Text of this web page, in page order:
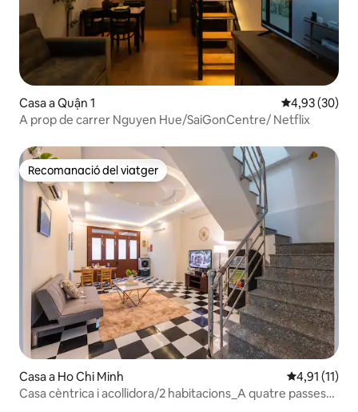
Casa a Quận 1 4,93 de
4,93 (30)
A prop de carrer Nguyen Hue/SaiGonCentre/ Netflix
Recomanació del viatger
Recomanació del viatger
Casa a Ho Chi Minh 4,91 de
4,91 (11)
Casa cèntrica i acollidora/2 habitacions_A quatre passes